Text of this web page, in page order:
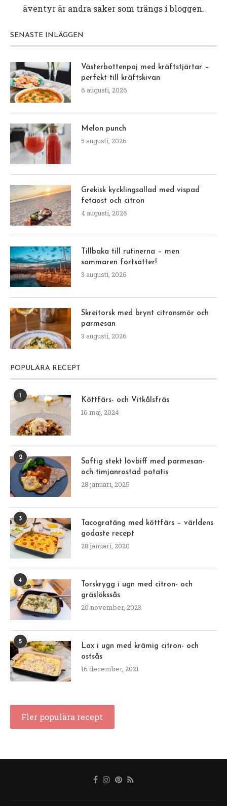
äventyr är andra saker som trängs i bloggen.
SENASTE INLÄGGEN
Västerbottenpaj med kräftstjärtar –
perfekt till kräftskivan
6 augusti, 2026
Melon punch
5 augusti, 2026
Grekisk kycklingsallad med vispad
fetaost och citron
4 augusti, 2026
Tillbaka till rutinerna – men
sommaren fortsätter!
3 augusti, 2026
Skreitorsk med brynt citronsmör och
parmesan
3 augusti, 2026
POPULÄRA RECEPT
1
Köttfärs- och Vitkålsfräs
16 maj, 2024
2
Saftig stekt lövbiff med parmesan-
och timjanrostad potatis
28 januari, 2025
3
Tacogratäng med köttfärs – världens
godaste recept
28 januari, 2020
4
Torskrygg i ugn med citron- och
gräslökssås
20 november, 2023
5
Lax i ugn med krämig citron- och
ostsås
16 december, 2021
Fler populära recept